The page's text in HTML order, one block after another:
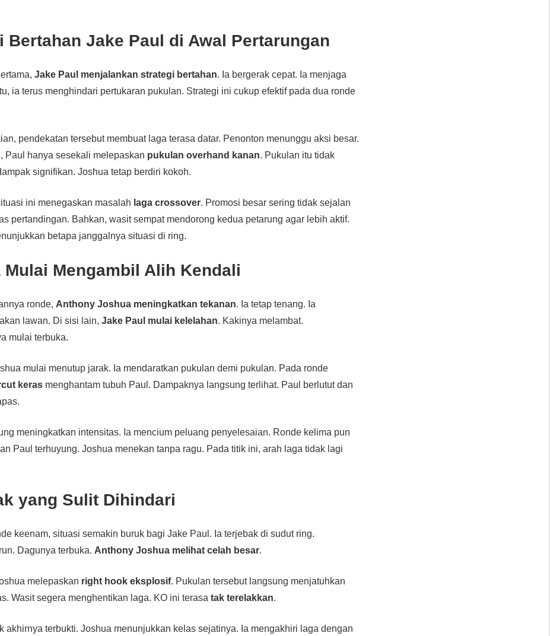
Bertahan Jake Paul di Awal Pertarungan
Jake Paul menjalankan strategi bertahan. Ia bergerak cepat. Ia menjaga
ia terus menghindari pertukaran pukulan. Strategi ini cukup efektif pada dua ronde
pendekatan tersebut membuat laga terasa datar. Penonton menunggu aksi besar.
Paul hanya sesekali melepaskan pukulan overhand kanan. Pukulan itu tidak
signifikan. Joshua tetap berdiri kokoh.
ini menegaskan masalah laga crossover. Promosi besar sering tidak sejalan
pertandingan. Bahkan, wasit sempat mendorong kedua petarung agar lebih aktif.
betapa janggalnya situasi di ring.
Mulai Mengambil Alih Kendali
ronde, Anthony Joshua meningkatkan tekanan. Ia tetap tenang. Ia
lawan. Di sisi lain,Jake Paul mulai kelelahan. Kakinya melambat.
mulai terbuka.
mulai menutup jarak. Ia mendaratkan pukulan demi pukulan. Pada ronde
keras menghantam tubuh Paul. Dampaknya langsung terlihat. Paul berlutut dan
meningkatkan intensitas. Ia mencium peluang penyelesaian. Ronde kelima pun
Paul terhuyung. Joshua menekan tanpa ragu. Pada titik ini, arah laga tidak lagi
yang Sulit Dihindari
keenam, situasi semakin buruk bagi Jake Paul. Ia terjebak di sudut ring.
Dagunya terbuka. Anthony Joshua melihat celah besar.
melepaskan right hook eksplosif. Pukulan tersebut langsung menjatuhkan
Wasit segera menghentikan laga. KO ini terasatak terelakkan.
akhirnya terbukti. Joshua menunjukkan kelas sejatinya. Ia mengakhiri laga dengan